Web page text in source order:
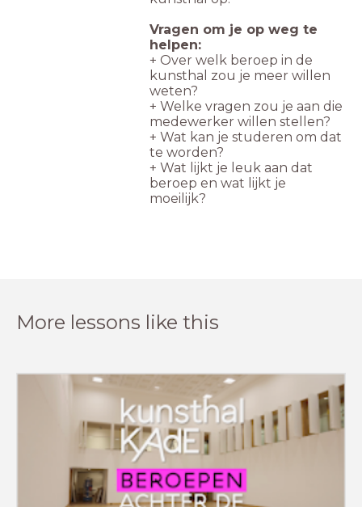
Vragen om je op weg te
helpen:
+ Over welk beroep in de
kunsthal zou je meer willen
weten?
+ Welke vragen zou je aan die
medewerker willen stellen?
+ Wat kan je studeren om dat
te worden?
+ Wat lijkt je leuk aan dat
beroep en wat lijkt je
moeilijk?
More lessons like this